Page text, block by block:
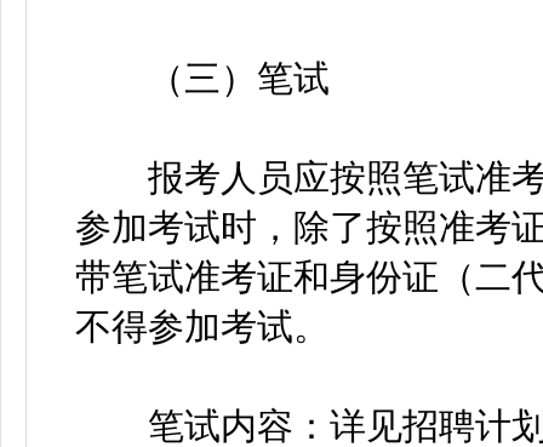
（三）笔试
报考人员应按照笔试准考
参加考试时，除了按照准考
带笔试准考证和身份证（二
不得参加考试。
笔试内容：详见招聘计划